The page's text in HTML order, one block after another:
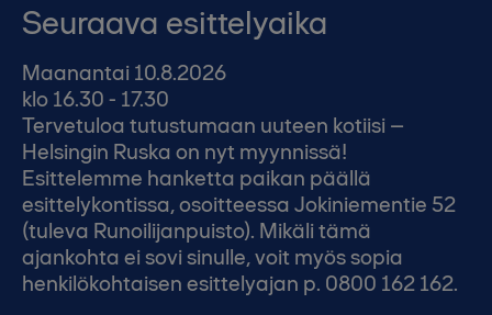
Seuraava esittelyaika
Maanantai 10.8.2026
klo 16.30 - 17.30
Tervetuloa tutustumaan uuteen kotiisi –
Helsingin Ruska on nyt myynnissä!
Esittelemme hanketta paikan päällä
esittelykontissa, osoitteessa Jokiniementie 52
(tuleva Runoilijanpuisto). Mikäli tämä
ajankohta ei sovi sinulle, voit myös sopia
henkilökohtaisen esittelyajan p. 0800 162 162.